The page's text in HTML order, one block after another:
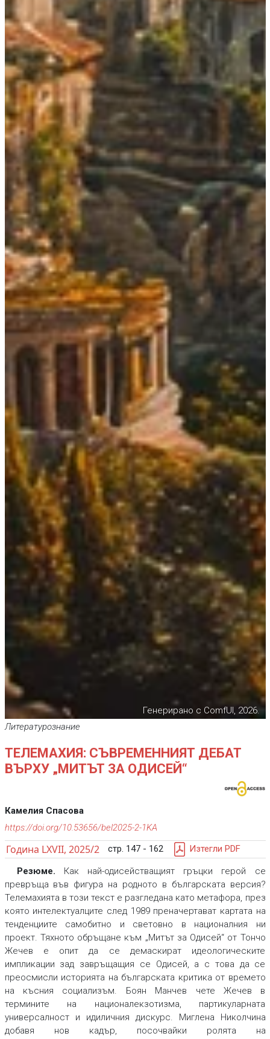
Генерирано с ComfUI, 2026.
Литературознание
ТЕЛЕМАХИЯ: СЪВРЕМЕННИЯТ ДЕБАТ
ВЪРХУ „МИТЪТ ЗА ОДИСЕЙ“
Камелия Спасова
https://doi.org/10.53656/bel2025-2-1KA
Година LXVII, 2025/2 стр. 147 - 162 Изтегли PDF
Резюме. Как най-одисействащият гръцки герой се
превръща във фигура на родното в българската версия?
Телемахията в този текст е разгледана като метафора, през
която интелектуалците след 1989 преначертават картата на
тенденциите самобитно и световно в националния ни
проект. Тяхното обръщане към „Митът за Одисей“ от Тончо
Жечев е опит да се демаскират идеологическите
импликации зад завръщащия се Одисей, а с това да се
преосмисли историята на българската критика от времето
на късния социализъм. Боян Манчев чете Жечев в
термините на националекзотизма, партикуларната
универсалност и идиличния дискурс. Миглена Николчина
добавя нов кадър, посочвайки ролята на